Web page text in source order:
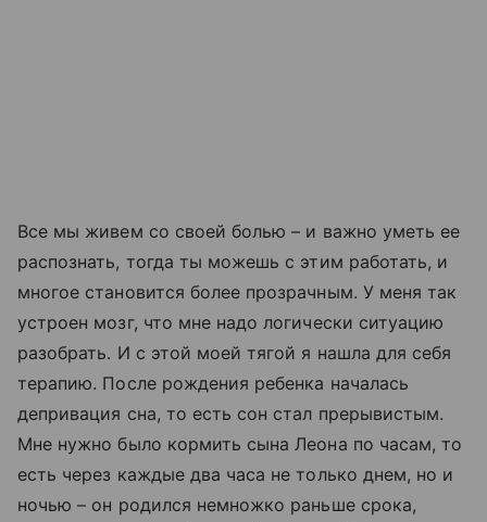
Все мы живем со своей болью– и важно уметь ее
распознать, тогда ты можешь с этим работать, и
многое становится более прозрачным. У меня так
устроен мозг, что мне надо логически ситуацию
разобрать. И с этой моей тягой я нашла для себя
терапию. После рождения ребенка началась
депривация сна, то есть сон стал прерывистым.
Мне нужно было кормить сына Леона по часам, то
есть через каждые два часа не только днем, но и
ночью – он родился немножко раньше срока,